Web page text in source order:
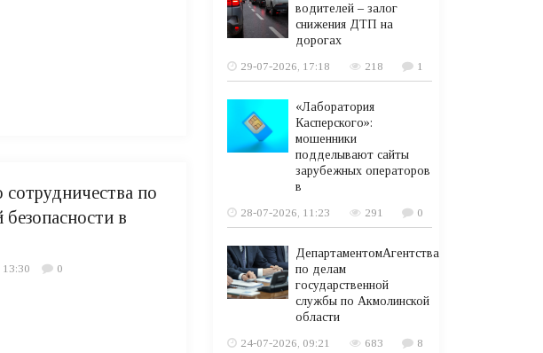
сотрудничества по
в
0
водителей – залог
снижения ДТП на
дорогах
29-07-2026, 17:18
218 1
«Лаборатория
Касперского»:
мошенники
подделывают сайты
зарубежных операторов
в
28-07-2026, 11:23
291 0
ДепартаментомАгентства
по делам
государственной
службы по Акмолинской
области
24-07-2026, 09:21
683 8